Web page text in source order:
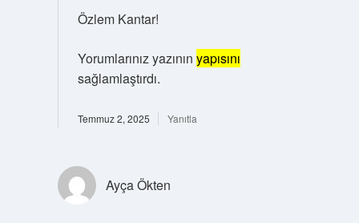
Özlem Kantar!
Yorumlarınız yazının yapısını
sağlamlaştırdı.
Temmuz 2, 2025 Yanıtla
Ayça Ökten